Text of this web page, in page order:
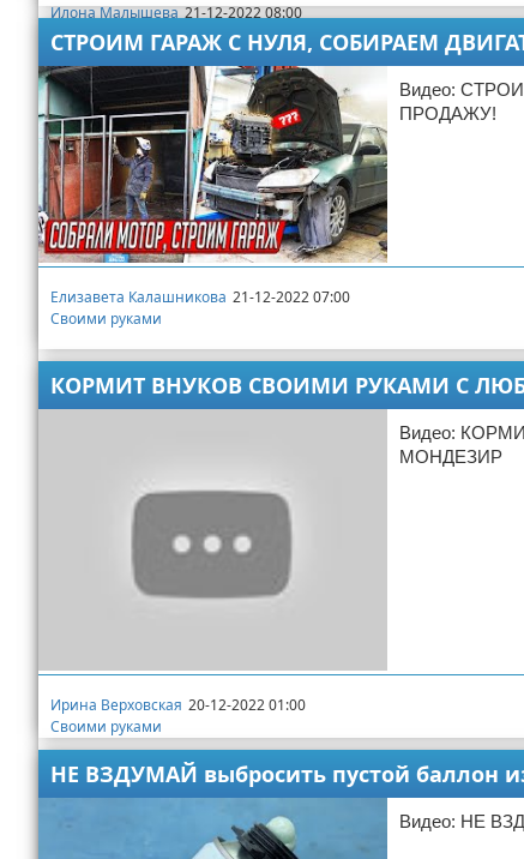
Илона Малышева 21-12-2022 08:00
Своими руками
СТРОИМ ГАРАЖ С НУЛЯ, СОБИРАЕМ
Видео:
ПРОДАЖУ!
Елизавета Калашникова 21-12-2022 07:00
Своими руками
КОРМИТ ВНУКОВ СВОИМИ РУКАМИ С
Видео:
МОНДЕЗИР
Ирина Верховская 20-12-2022 01:00
Своими руками
НЕ ВЗДУМАЙ выбросить пустой баллон
Видео: НЕ